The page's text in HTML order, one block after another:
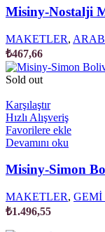
Misiny-Nostalji
MAKETLER,
₺467,66
Sold out
Karşılaştır
Hızlı Alışveriş
Favorilere ekle
Devamını oku
Misiny-Simon
MAKETLER,
₺1.496,55